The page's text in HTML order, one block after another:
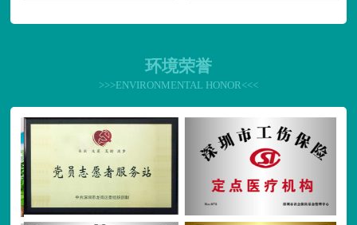
环境荣誉
>>>ENVIRONMENTAL HONOR<<<